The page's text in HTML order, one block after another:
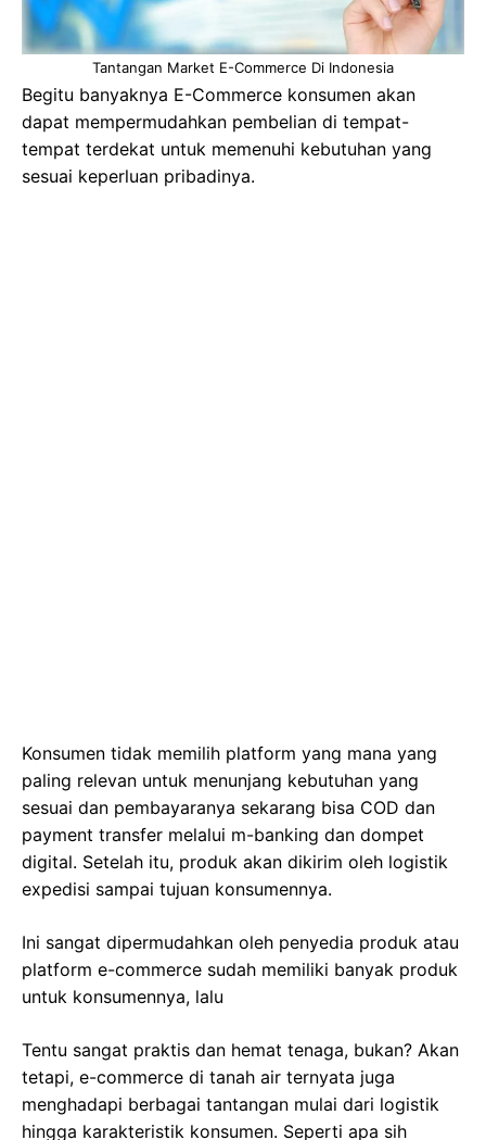
Tantangan Market E-Commerce Di Indonesia
Begitu banyaknya E-Commerce konsumen akan
dapat mempermudahkan pembelian di tempat-
tempat terdekat untuk memenuhi kebutuhan yang
sesuai keperluan pribadinya.
Konsumen tidak memilih platform yang mana yang
paling relevan untuk menunjang kebutuhan yang
sesuai dan pembayaranya sekarang bisa COD dan
payment transfer melalui m-banking dan dompet
digital. Setelah itu, produk akan dikirim oleh logistik
expedisi sampai tujuan konsumennya.
Ini sangat dipermudahkan oleh penyedia produk atau
platform e-commerce sudah memiliki banyak produk
untuk konsumennya, lalu
Tentu sangat praktis dan hemat tenaga, bukan? Akan
tetapi, e-commerce di tanah air ternyata juga
menghadapi berbagai tantangan mulai dari logistik
hingga karakteristik konsumen. Seperti apa sih